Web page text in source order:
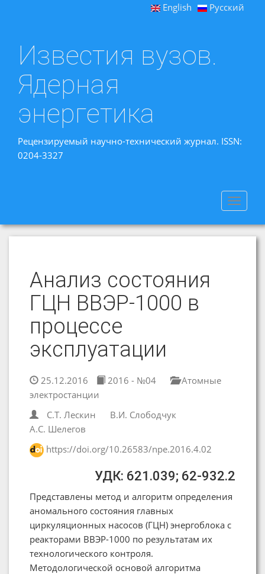
English Русский
Известия вузов.
Ядерная
энергетика
Рецензируемый научно-технический журнал. ISSN:
0204-3327
Toggle
Анализ состояния
ГЦН ВВЭР-1000 в
процессе
эксплуатации
25.12.2016 2016 - №04
Атомные
электростанции
С.Т. Лескин
В.И. Слободчук
А.С. Шелегов
https://doi.org/10.26583/npe.2016.4.02
УДК: 621.039; 62-932.2
Представлены метод и алгоритм определения
аномального состояния главных
циркуляционных насосов (ГЦН) энергоблока с
реакторами ВВЭР-1000 по результатам их
технологического контроля.
Методологической основой алгоритма